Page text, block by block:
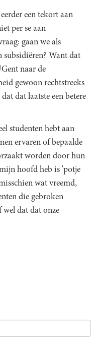
een tekort aan
per se aan
gaan we als
subsidiëren? Want dat
naar de
gewoon rechtstreeks
dat laatste een betere
studenten hebt aan
ervaren of bepaalde
worden door hun
hoofd heb is 'potje
wat vreemd,
die gebroken
dat dat onze